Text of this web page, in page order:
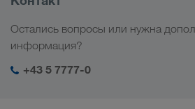
Мой вход в систему LKW WALTER
Кавказ
Центральная Азия
Ближний Восток
Северная Африка
Социальная ответственность
Остались вопросы или нужна
информация?
+43 5 7777-0